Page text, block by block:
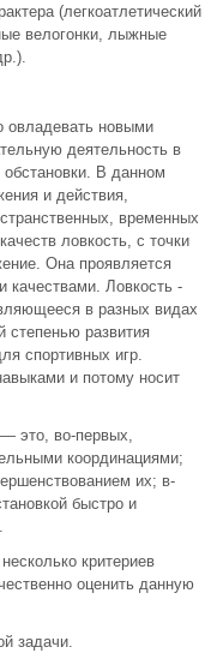
(легкоатлетический
велогонки, лыжные
овладевать новыми
деятельность в
В данном
и действия,
временных
ловкость, с точки
Она проявляется
качествами. Ловкость -
в разных видах
степенью развития
спортивных игр.
и потому носит
это, во-первых,
координациями;
их; в-
быстро и
критериев
оценить данную
задачи.